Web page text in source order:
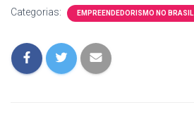
Categorias: EMPREENDEDORISMO NO BRASIL